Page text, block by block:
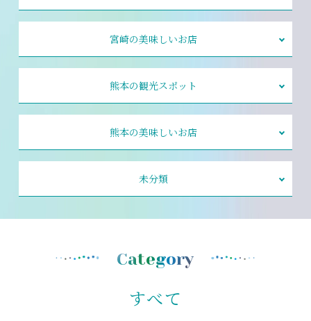
宮崎の美味しいお店
熊本の観光スポット
熊本の美味しいお店
未分類
Category
すべて